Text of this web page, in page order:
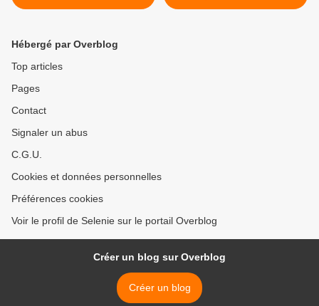
Hébergé par Overblog
Top articles
Pages
Contact
Signaler un abus
C.G.U.
Cookies et données personnelles
Préférences cookies
Voir le profil de Selenie sur le portail Overblog
Créer un blog sur Overblog
Créer un blog